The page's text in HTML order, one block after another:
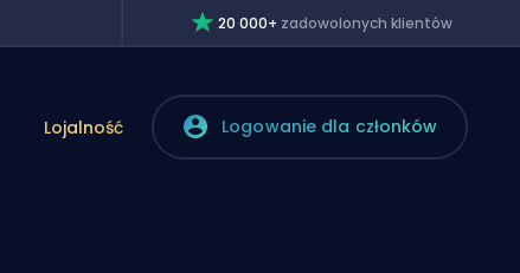
20 000+ zadowolonych klientów
Lojalność Logowanie dla członków